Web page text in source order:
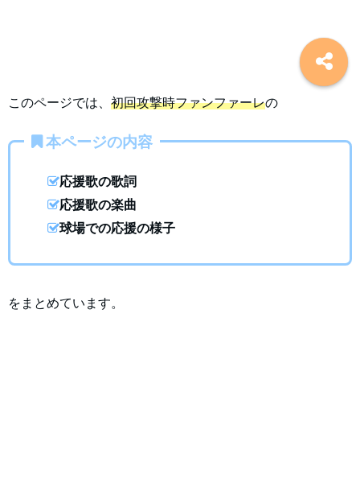
このページでは、 初回攻撃時ファンファーレの
本ページの内容
応援歌の歌詞
応援歌の楽曲
球場での応援の様子
をまとめています。